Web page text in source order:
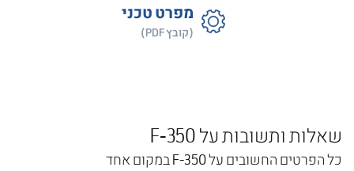
מפרט טכני
(קובץ PDF)
שאלות ותשובות על F-350
כל הפרטים החשובים על F-350 במקום אחד